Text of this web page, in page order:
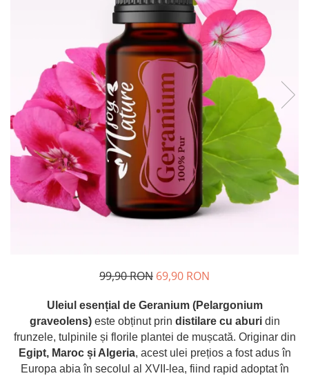
Rose - instrumentul iubirii
Chakrele si Uleiurile Esentiale
Arome tomnatice pentru încălzirea
sufletului
Uleiul esențial de Ravintsara
Lună plină, bine ai revenit, te simt
!
Uleiul esenţial de Tămâie
Cum integrăm uleiurile esențiale în
viața de zi cu zi ?
8 Mituri despre uleiurile esențiale
Ce trebuie sa stim atunci cand
folosim Uleiuri Esentiale
TOP 6 uleiuri Esentiale pentru a
combate Depresia
Imbratiseaza Toamna
Aromele Sarbatorilor de Iarna
99,90 RON 69,90 RON
Uleiul esențial de Geranium (Pelargonium
graveolens)este obținut prin distilare cu aburidin
frunzele, tulpinile și florile plantei de mușcată. Originar din
Egipt, Maroc și Algeria, acest ulei prețios a fost adus în
Europa abia în secolul al XVII-lea, fiind rapid adoptat în